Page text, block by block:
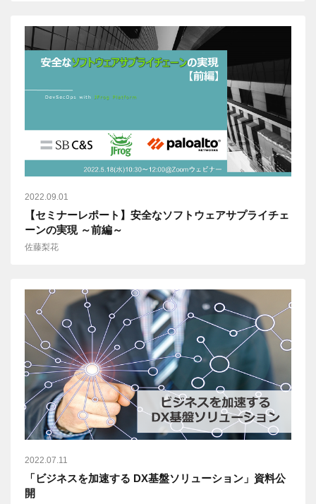
2022.09.01
【セミナーレポート】安全なソフトウェアサプライチェ
ーンの実現 ～前編～
佐藤梨花
2022.07.11
「ビジネスを加速する DX基盤ソリューション」資料公
開